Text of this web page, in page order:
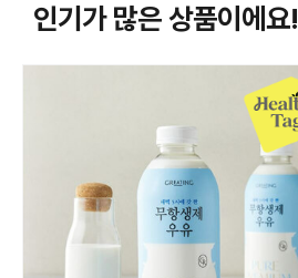
인기가 많은 상품이에요!